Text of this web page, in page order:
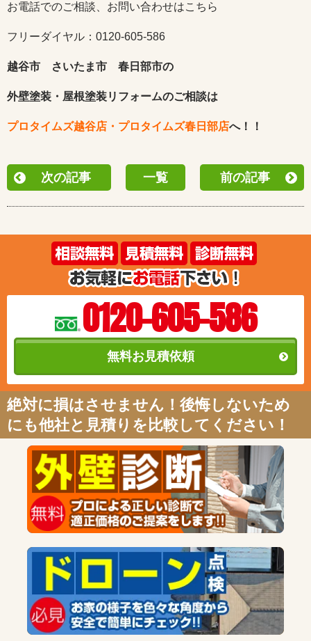
お電話でのご相談、お問い合わせはこちら
フリーダイヤル：0120-605-586
越谷市 さいたま市 春日部市の
外壁塗装・屋根塗装リフォームのご相談は
プロタイムズ越谷店・プロタイムズ春日部店へ！！
次の記事 一覧 前の記事
0120-605-586
無料お見積依頼
絶対に損はさせません！後悔しないため
にも他社と見積りを比較してください！